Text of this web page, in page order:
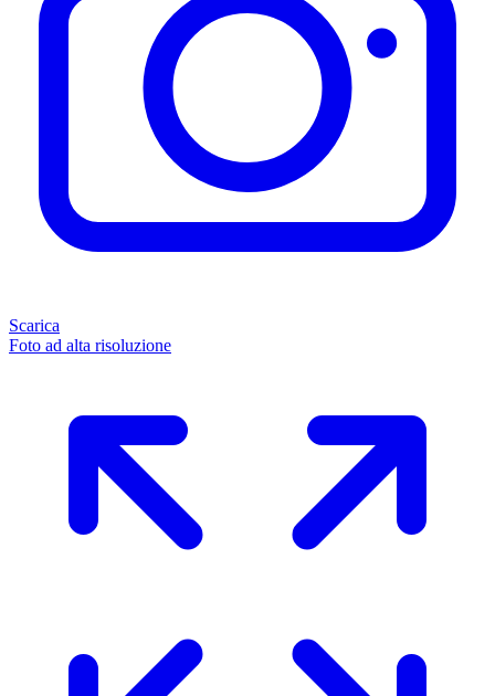
Scarica
Foto ad alta risoluzione